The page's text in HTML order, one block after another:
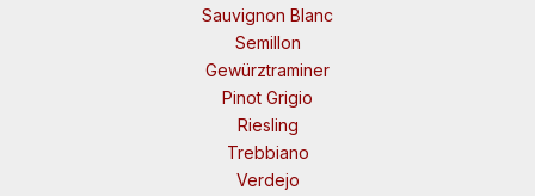
Sauvignon Blanc
Semillon
Gewürztraminer
Pinot Grigio
Riesling
Trebbiano
Verdejo